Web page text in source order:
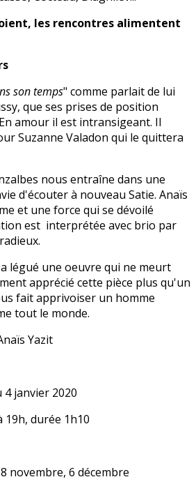
les rencontres alimentent
son temps" comme parlait de lui
que ses prises de position
amour il est intransigeant. Il
Suzanne Valadon qui le quittera
nous entraîne dans une
d'écouter à nouveau Satie. Anaïs
et une force qui se dévoilé
est interprétée avec brio par
a légué une oeuvre qui ne meurt
apprécié cette pièce plus qu'un
fait apprivoiser un homme
tout le monde.
Yazit
4 janvier 2020
19h, durée 1h10
novembre, 6 décembre